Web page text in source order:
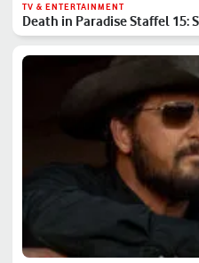
TV & ENTERTAINMENT
Death in Paradise Staffel 15: